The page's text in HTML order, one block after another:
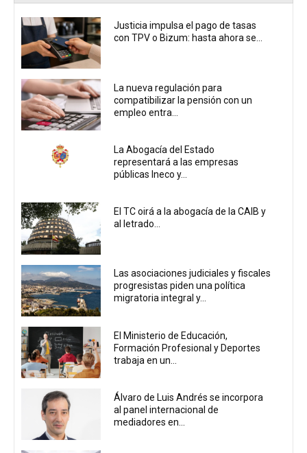
Justicia impulsa el pago de tasas
con TPV o Bizum: hasta ahora se...
La nueva regulación para
compatibilizar la pensión con un
empleo entra...
La Abogacía del Estado
representará a las empresas
públicas Ineco y...
El TC oirá a la abogacía de la CAIB y
al letrado...
Las asociaciones judiciales y fiscales
progresistas piden una política
migratoria integral y...
El Ministerio de Educación,
Formación Profesional y Deportes
trabaja en un...
Álvaro de Luis Andrés se incorpora
al panel internacional de
mediadores en...